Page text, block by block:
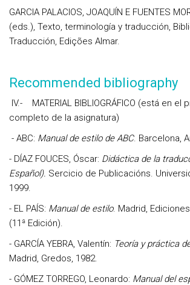
GARCIA PALACIOS, JOAQUÍN E FUENTES
(eds.), Texto, terminología y traducción,
Traducción, Edições Almar.
Recommended bibliography
IV.- MATERIAL BIBLIOGRÁFICO (está en el
completo de la asignatura)
- ABC: Manual de estilo de ABC. Barcelona,
- DÍAZ FOUCES, Óscar: Didáctica de la
Español). Sercicio de Publicacións.
1999.
- EL PAÍS: Manual de estilo. Madrid,
(11ª Edición).
- GARCÍA YEBRA, Valentín: Teoría y práctica
Madrid, Gredos, 1982.
- GÓMEZ TORREGO, Leonardo: Manual del